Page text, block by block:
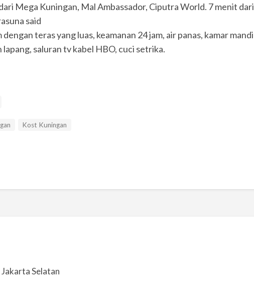
Mega Kuningan, Mal Ambassador, Ciputra World. 7 menit dari
said
teras yang luas, keamanan 24 jam, air panas, kamar mandi
lapang, saluran tv kabel HBO, cuci setrika.
ID
Kost Kuningan
Jakarta Selatan